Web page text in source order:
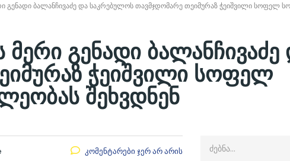
გენადი ბალანჩივაძე და საკრებულოს თავმჯდომარე თეიმურაზ ჭეიშვილი სოფელ
გენადი ბალანჩივაძე
ჭეიშვილი სოფელ
შეხვდნენ
კომენტარები ჯერ არ არის